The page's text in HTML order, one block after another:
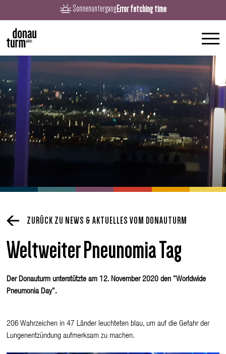
SonnenuntergangError fetching time
ZURÜCK ZU NEWS & AKTUELLES VOM DONAUTURM
Weltweiter Pneunomia Tag
Der Donauturm unterstützte am 12. November 2020 den "Worldwide
Pneumonia Day".
206 Wahrzeichen in 47 Länder leuchteten blau, um auf die Gefahr der
Lungenentzündung aufmerksam zu machen.